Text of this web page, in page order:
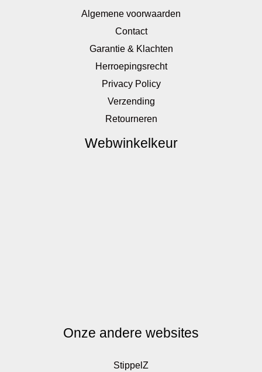
Algemene voorwaarden
Contact
Garantie & Klachten
Herroepingsrecht
Privacy Policy
Verzending
Retourneren
Webwinkelkeur
Onze andere websites
StippelZ